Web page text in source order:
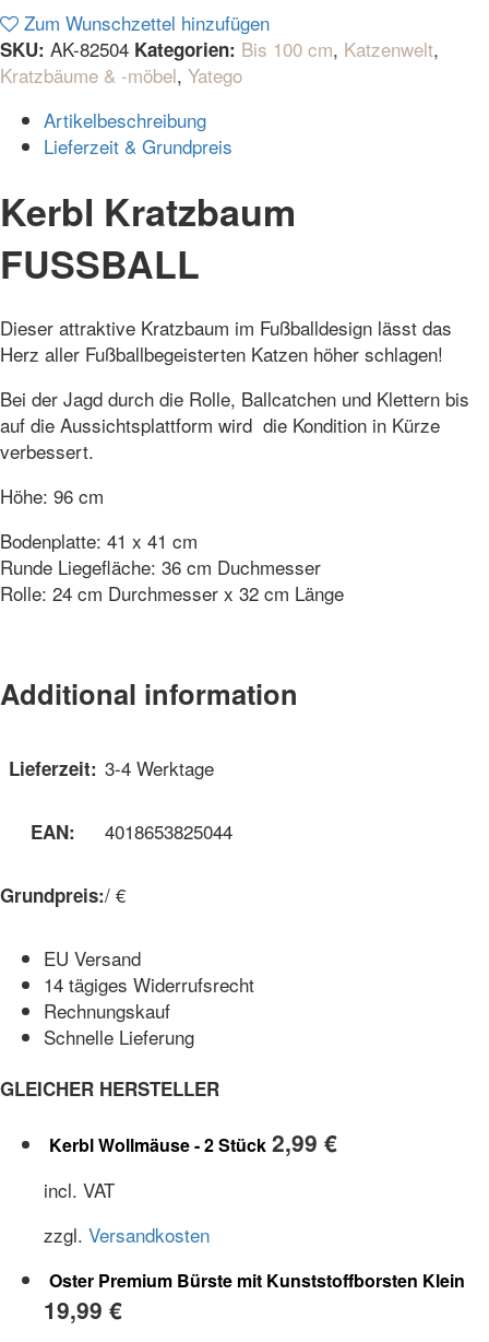
Zum Wunschzettel hinzufügen
SKU: AK-82504 Kategorien: Bis 100 cm, Katzenwelt,
Kratzbäume & -möbel, Yatego
Artikelbeschreibung
Lieferzeit & Grundpreis
Kerbl Kratzbaum
FUSSBALL
Dieser attraktive Kratzbaum im Fußballdesign lässt das
Herz aller Fußballbegeisterten Katzen höher schlagen!
Bei der Jagd durch die Rolle, Ballcatchen und Klettern bis
auf die Aussichtsplattform wird die Kondition in Kürze
verbessert.
Höhe: 96 cm
Bodenplatte: 41 x 41 cm
Runde Liegefläche: 36 cm Duchmesser
Rolle: 24 cm Durchmesser x 32 cm Länge
Additional information
Lieferzeit: 3-4 Werktage
EAN: 4018653825044
Grundpreis:/ €
EU Versand
14 tägiges Widerrufsrecht
Rechnungskauf
Schnelle Lieferung
GLEICHER HERSTELLER
Kerbl Wollmäuse - 2 Stück 2,99 €
incl. VAT
zzgl. Versandkosten
Oster Premium Bürste mit Kunststoffborsten Klein
19,99 €